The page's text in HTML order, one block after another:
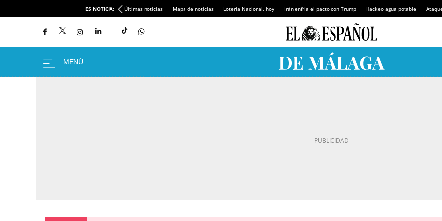
ES NOTICIA: Últimas noticias Mapa de noticias Lotería Nacional, hoy Irán enfría el pacto con Trump Hackeo agua potable